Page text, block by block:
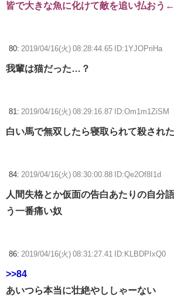
皆で大きな魚に化けて敵を追い払おう
80: 2019/04/16(火) 08:28:44.65 ID:1YJOPriHa
我輩は猫だった…？
81: 2019/04/16(火) 08:29:16.87 ID:Om1m1ZiSM
白い馬で無双したら寝取られて殺され
84: 2019/04/16(火) 08:30:00.88 ID:Qe2Of8I1d
人間失格とか仮面の告白あたりの自分
う一番痛い奴
86: 2019/04/16(火) 08:31:27.41 ID:KLBDPIxQ0
>>84
あいつら本当に壮絶やししゃーない